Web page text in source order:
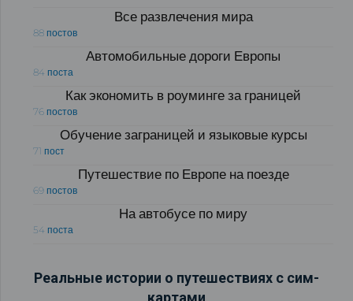
Все развлечения мира
88 постов
Автомобильные дороги Европы
84 поста
Как экономить в роуминге за границей
76 постов
Обучение заграницей и языковые курсы
71 пост
Путешествие по Европе на поезде
69 постов
На автобусе по миру
54 поста
Реальные истории о путешествиях с сим-
картами